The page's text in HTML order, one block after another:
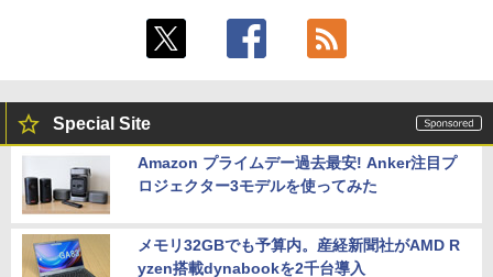
Special Site
Amazon プライムデー過去最安! Anker注目プ
ロジェクター3モデルを使ってみた
メモリ32GBでも予算内。産経新聞社がAMD R
yzen搭載dynabookを2千台導入